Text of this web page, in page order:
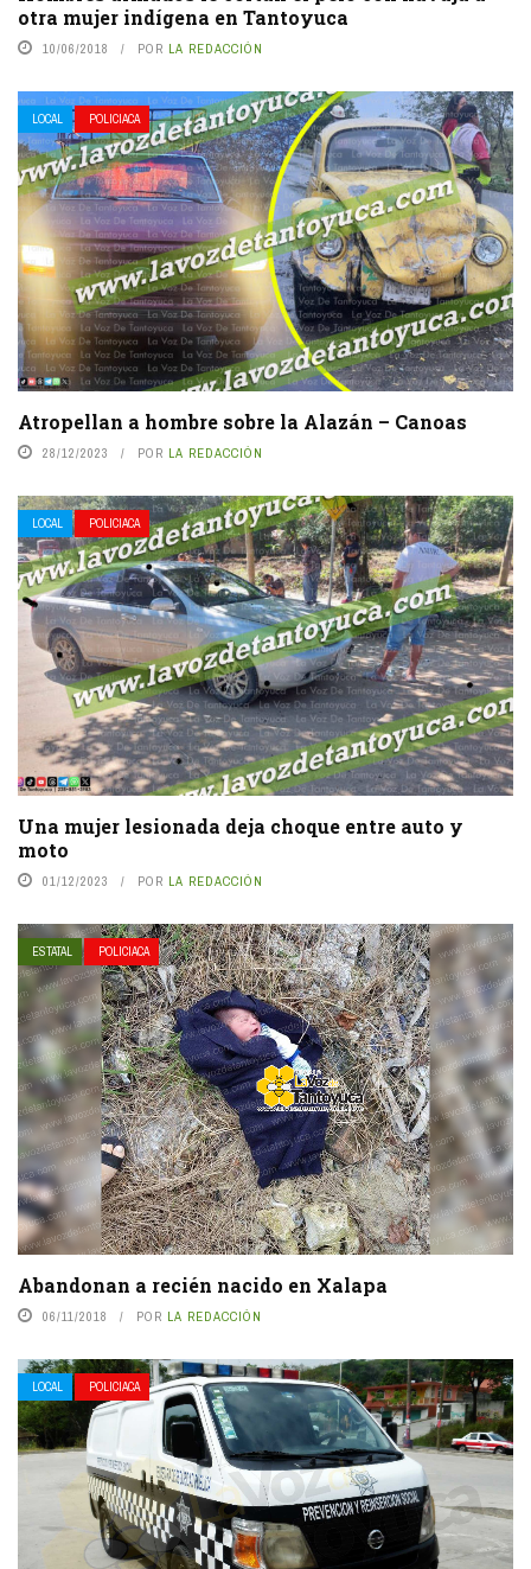
otra mujer indígena en Tantoyuca
10/06/2018 POR LA REDACCIÓN
LOCAL POLICIACA
Atropellan a hombre sobre la Alazán – Canoas
28/12/2023 POR LA REDACCIÓN
LOCAL POLICIACA
Una mujer lesionada deja choque entre auto y
moto
01/12/2023 POR LA REDACCIÓN
ESTATAL POLICIACA
Abandonan a recién nacido en Xalapa
06/11/2018 POR LA REDACCIÓN
LOCAL POLICIACA